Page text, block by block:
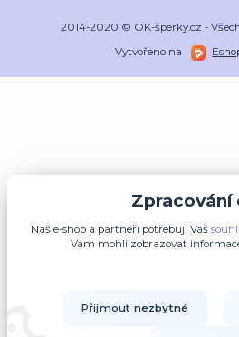
2014-2020 © OK-šperky.cz -
Vytvořeno na
Zpracování
Náš e-shop a partneři potřebují Váš
Vám mohli zobrazovat
Přijmout nezbytné